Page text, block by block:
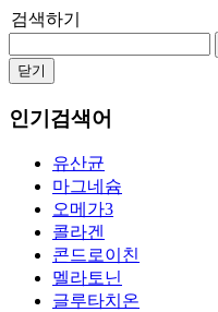
검색하기
닫기
인기검색어
유산균
마그네슘
오메가3
콜라겐
콘드로이친
멜라토닌
글루타치온